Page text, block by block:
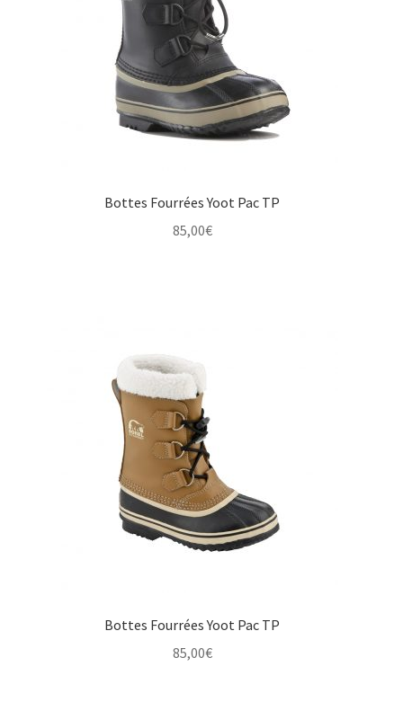
Bottes Fourrées Yoot Pac TP
85,00€
Bottes Fourrées Yoot Pac TP
85,00€